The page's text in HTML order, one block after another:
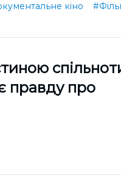
кіно
правду про